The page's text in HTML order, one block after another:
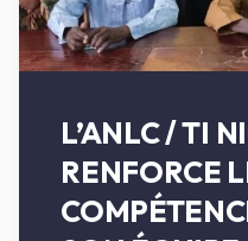
L’ANLC / TI
RENFORCE